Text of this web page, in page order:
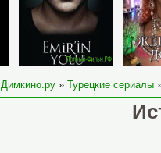
Димкино.ру » Турецкие сериалы